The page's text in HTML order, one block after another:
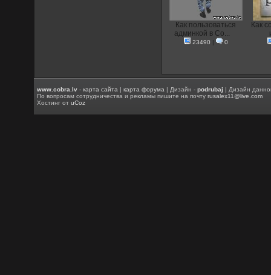
Как пользоваться
админкой в Co...
23490 | 0
Как
www.cobra.lv -карта сайта |карта форума | Дизайн -podrubaj | Дизайн
По вопросам сотрудничества и рекламы пишите на почтуrusalex11@live.com
Хостинг отuCoz